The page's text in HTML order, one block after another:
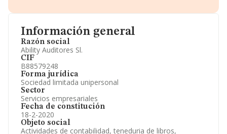
Información general
Razón social
Ability Auditores Sl.
CIF
B88579248
Forma jurídica
Sociedad limitada unipersonal
Sector
Servicios empresariales
Fecha de constitución
18-2-2020
Objeto social
Actividades de contabilidad, teneduria de libros,
Información oficial y registral complementaria.